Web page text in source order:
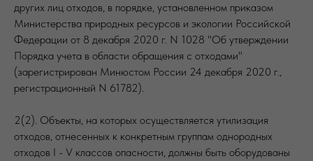
других лиц отходов, в порядке, установленном приказом
Министерства природных ресурсов и экологии Российской
Федерации от 8 декабря 2020 г. N 1028 "Об утверждении
Порядка учета в области обращения с отходами"
(зарегистрирован Минюстом России 24 декабря 2020 г.,
регистрационный N 61782).
2(2). Объекты, на которых осуществляется утилизация
отходов, отнесенных к конкретным группам однородных
отходов I - V классов опасности, должны быть оборудованы